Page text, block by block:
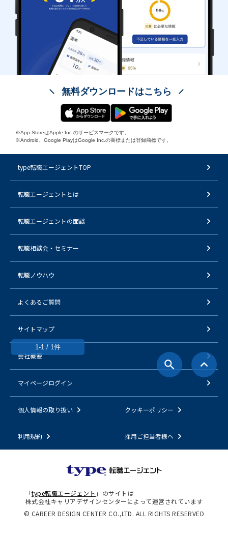
1-1 / 1件
無料ダウンロードはこちら
※App StoreはApple Inc.のサービスマークです。
※Android、Google PlayはGoogle Inc.の商標または登録商標です。
type転職エージェントTOP
転職エージェントとは
転職エージェントの面談
転職相談会・セミナー
転職ノウハウ
よくあるご質問
サイトマップ
会社概要
マイページログイン
個人情報の取り扱い クッキーポリシー
利用規約 採用ご担当者様へ
「type転職エージェント 」のサイトは
株式会社キャリアデザインセンターによって運営されています
© CAREER DESIGN CENTER CO.,LTD. ALL RIGHTS RESERVED